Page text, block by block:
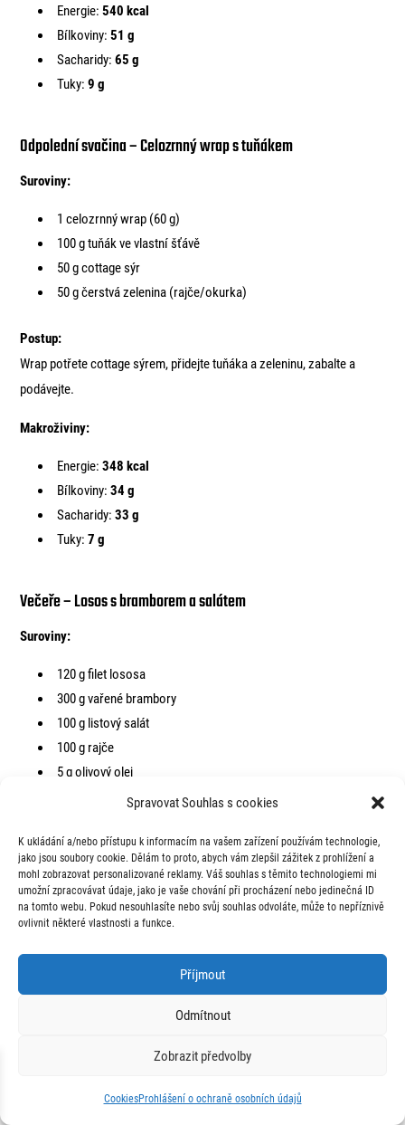
Spravovat Souhlas s cookies
K ukládání a/nebo přístupu k informacím na vašem zařízení používám technologie,
jako jsou soubory cookie. Dělám to proto, abych vám zlepšil zážitek z prohlížení a
mohl zobrazovat personalizované reklamy. Váš souhlas s těmito technologiemi mi
umožní zpracovávat údaje, jako je vaše chování při procházení nebo jedinečná ID
na tomto webu. Pokud nesouhlasíte nebo svůj souhlas odvoláte, může to nepříznivě
ovlivnit některé vlastnosti a funkce.
Příjmout
Odmítnout
Zobrazit předvolby
CookiesProhlášení o ochraně osobních údajů
Energie:540 kcal
Bílkoviny:51 g
Sacharidy:65 g
Tuky:9 g
Odpolední svačina – Celozrnný wrap s tuňákem
Suroviny:
1 celozrnný wrap (60 g)
100 g tuňák ve vlastní šťávě
50 g cottage sýr
50 g čerstvá zelenina (rajče/okurka)
Postup:
Wrap potřete cottage sýrem, přidejte tuňáka a zeleninu, zabalte a
podávejte.
Makroživiny:
Energie:348 kcal
Bílkoviny:34 g
Sacharidy:33 g
Tuky:7 g
Večeře – Losos s bramborem a salátem
Suroviny:
120 g filet lososa
300 g vařené brambory
100 g listový salát
100 g rajče
5 g olivový olej
Lososa opečte na pánvi nebo upečte v troubě. Podávejte s vařenými
bramborami a zeleninovým salátem s olivovým olejem.
Makroživiny:
Sacharidy:67 g